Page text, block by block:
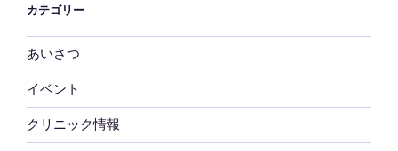
カテゴリー
あいさつ
イベント
クリニック情報